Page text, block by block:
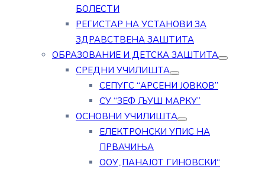
БОЛЕСТИ
РЕГИСТАР НА УСТАНОВИ ЗА
ЗДРАВСТВЕНА ЗАШТИТА
ОБРАЗОВАНИЕ И ДЕТСКА ЗАШТИТА
СРЕДНИ УЧИЛИШТА
СЕПУГС “АРСЕНИ ЈОВКОВ”
СУ “ЗЕФ ЉУШ МАРКУ”
ОСНОВНИ УЧИЛИШТА
ЕЛЕКТРОНСКИ УПИС НА
ПРВАЧИЊА
ООУ„ПАНАЈОТ ГИНОВСКИ“